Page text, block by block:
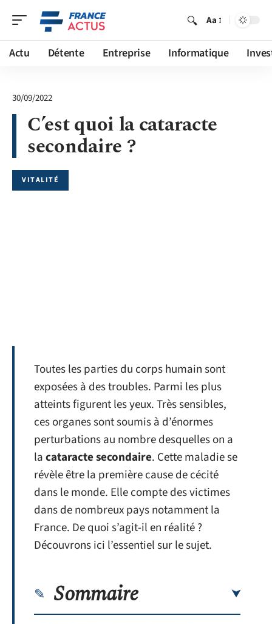
Aa
Actu Détente Entreprise Informatique
30/09/2022
C’est quoi la cataracte
secondaire ?
VITALITÉ
Toutes les parties du corps humain sont
exposées à des troubles. Parmi les plus
atteints figurent les yeux. Très sensibles,
ces organes sont soumis à d’énormes
perturbations au nombre desquelles on a
lacataracte secondaire. Cette maladie se
révèle être la première cause de cécité
dans le monde. Elle compte des victimes
dans de nombreux pays notamment la
France. De quoi s’agit-il en réalité ?
Découvrons ici l’essentiel sur le sujet.
Sommaire